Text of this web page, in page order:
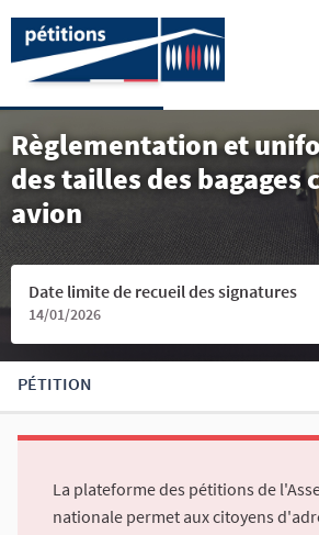
Règlementation et
des tailles des bagages
avion
Date limite de recueil des signatures
14/01/2026
PÉTITION
La plateforme des pétitions de
nationale permet aux citoyens